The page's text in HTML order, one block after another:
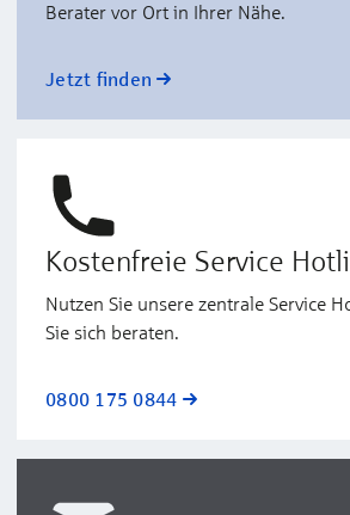
Berater vor Ort in Ihrer Nähe.
Jetzt finden
Kostenfreie Service
Nutzen Sie unsere zentrale Service
Sie sich beraten.
0800 175 0844